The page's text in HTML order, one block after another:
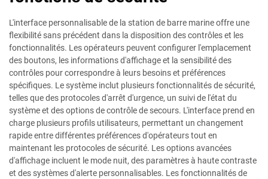
L'interface personnalisable de la station de barre marine offre une
flexibilité sans précédent dans la disposition des contrôles et les
fonctionnalités. Les opérateurs peuvent configurer l'emplacement
des boutons, les informations d'affichage et la sensibilité des
contrôles pour correspondre à leurs besoins et préférences
spécifiques. Le système inclut plusieurs fonctionnalités de sécurité,
telles que des protocoles d'arrêt d'urgence, un suivi de l'état du
système et des options de contrôle de secours. L'interface prend en
charge plusieurs profils utilisateurs, permettant un changement
rapide entre différentes préférences d'opérateurs tout en
maintenant les protocoles de sécurité. Les options avancées
d'affichage incluent le mode nuit, des paramètres à haute contraste
et des systèmes d'alerte personnalisables. Les fonctionnalités de